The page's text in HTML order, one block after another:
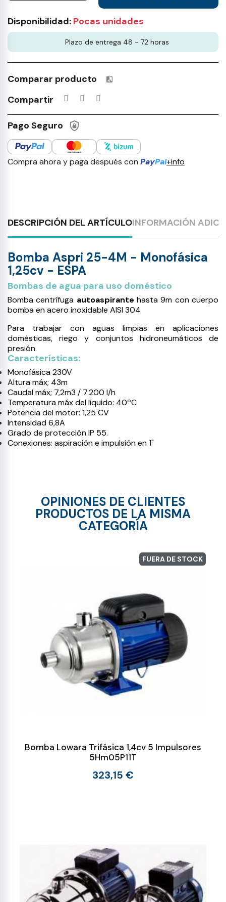
Disponibilidad: Pocas unidades
Plazo de entrega 48 - 72 horas
Comparar producto Productos incluidos en tu lista
Compartir
Pago Seguro
Compra ahora y paga después con PayPal+info
DESCRIPCIÓN DEL ARTÍCULOINFORMACIÓN
Bomba Aspri 25-4M - Monofásica
1,25cv - ESPA
Bombas de agua para uso doméstico
Bomba centrífuga autoaspirante hasta 9m con cuerpo
bomba en acero inoxidable AISI 304
Para trabajar con aguas limpias en aplicaciones
domésticas, riego y conjuntos hidroneumáticos de
presión.
Características:
Monofásica 230V
Altura máx; 43m
Caudal máx; 7,2m3 / 7.200 l/h
Temperatura máx del líquido: 40ºC
Potencia del motor: 1,25 CV
Intensidad 6,8A
Grado de protección IP 55.
Conexiones: aspiración e impulsión en 1"
OPINIONES DE CLIENTES
PRODUCTOS DE LA MISMA
CATEGORÍA
FUERA DE STOCK
Bomba Lowara Trifásica 1,4cv 5 Impulsores
5Hm05P11T
323,15 €